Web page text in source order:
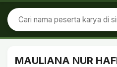
MAULIANA NUR